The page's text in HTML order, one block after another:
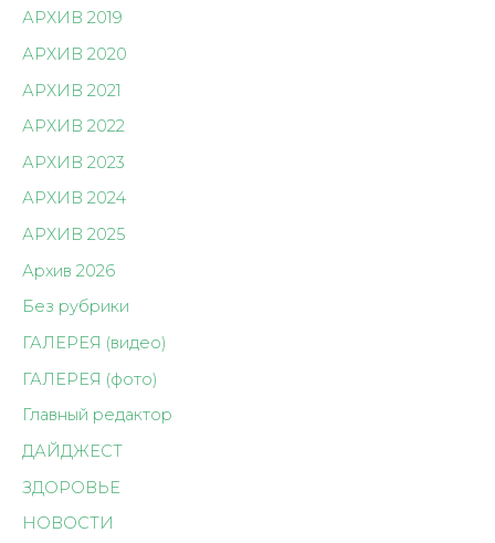
АРХИВ 2019
АРХИВ 2020
АРХИВ 2021
АРХИВ 2022
АРХИВ 2023
АРХИВ 2024
АРХИВ 2025
Архив 2026
Без рубрики
ГАЛЕРЕЯ (видео)
ГАЛЕРЕЯ (фото)
Главный редактор
ДАЙДЖЕСТ
ЗДОРОВЬЕ
НОВОСТИ